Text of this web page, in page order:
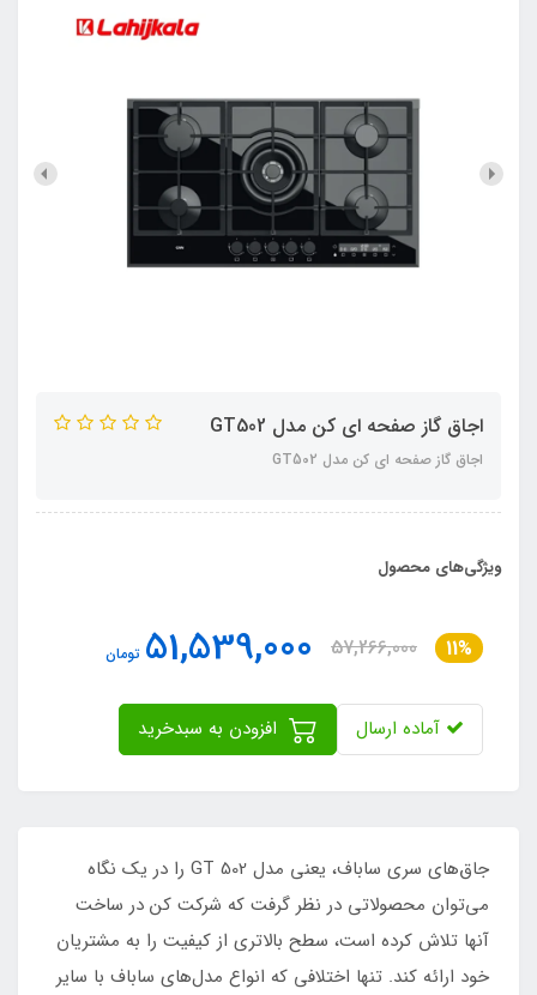
اجاق گاز صفحه ای کن مدل GT502
اجاق گاز صفحه ای کن مدل GT502
ویژگی‌های محصول
11%
57,266,000
51,539,000 تومان
آماده ارسال
جاق‌های سری ساباف، یعنی مدل GT 502 را در یک نگاه
می‌توان محصولاتی در نظر گرفت که شرکت کن در ساخت
آنها تلاش کرده است، سطح بالاتری از کیفیت را به مشتریان
خود ارائه کند. تنها اختلافی که انواع مدل‌های ساباف با سایر